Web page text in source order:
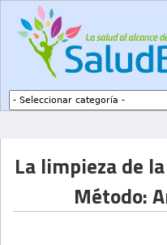
La limpieza de
Método: